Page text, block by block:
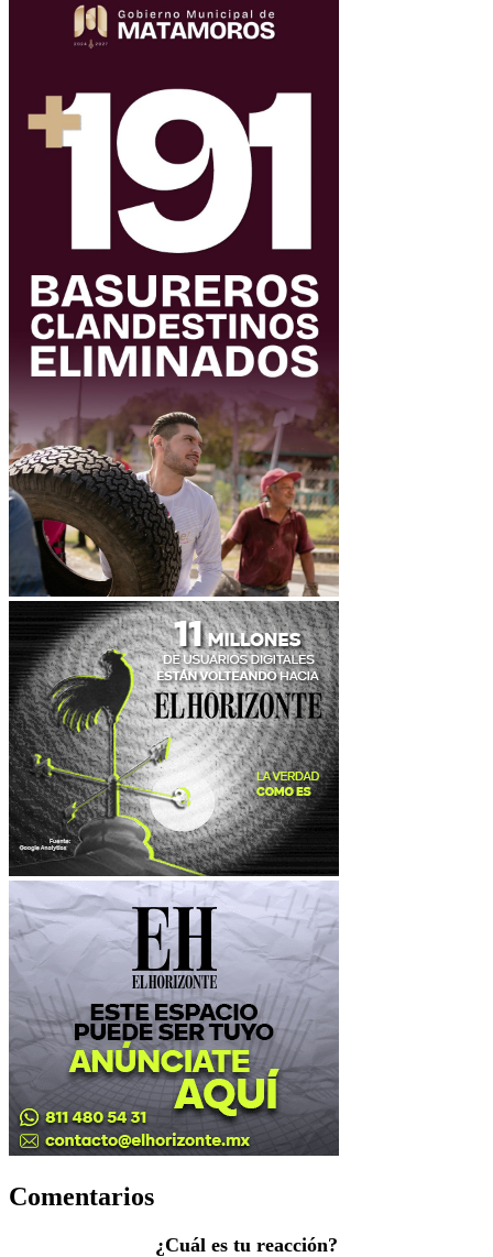
Comentarios